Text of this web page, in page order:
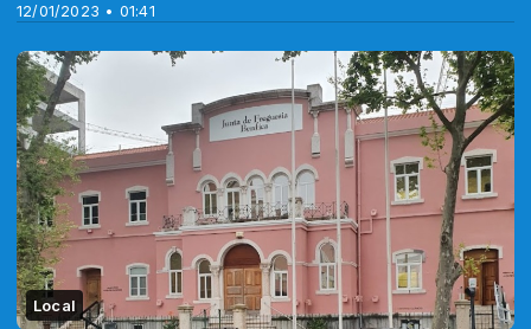
12/01/2023 • 01:41
Local